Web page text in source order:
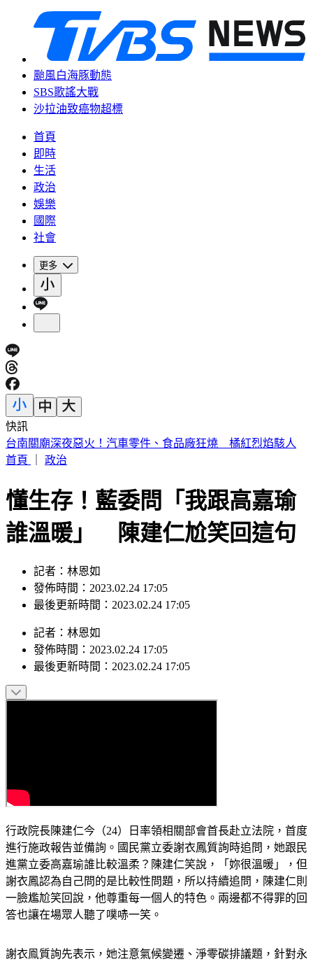
颱風白海豚動態
SBS歌謠大戰
沙拉油致癌物超標
首頁
即時
生活
政治
娛樂
國際
社會
更多
快訊
明放颱風假？最新「暴風圈侵襲率」出爐 6縣市破5成
首頁
政治
懂生存！藍委問「我跟高嘉瑜
誰溫暖」 陳建仁尬笑回這句
記者：林恩如
發佈時間：2023.02.24 17:05
最後更新時間：2023.02.24 17:05
記者 ： 林恩如
發佈時間： 2023.02.24 17:05
最後更新時間： 2023.02.24 17:05
行政院長陳建仁今（24）日率領相關部會首長赴立法院，首度
進行施政報告並備詢。國民黨立委謝衣鳳質詢時追問，她跟民
進黨立委高嘉瑜誰比較溫柔？陳建仁笑說，「妳很溫暖」，但
謝衣鳳認為自己問的是比較性問題，所以持續追問，陳建仁則
一臉尷尬笑回說，他尊重每一個人的特色。兩邊都不得罪的回
答也讓在場眾人聽了噗哧一笑。
謝衣鳯質詢先表示，她注意氣候變遷、淨零碳排議題，針對永